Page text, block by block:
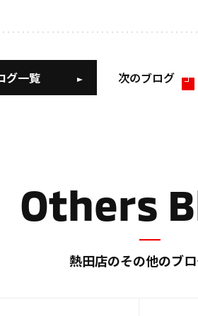
グ一覧 次のブログ
Others
熱田店のその他のブ